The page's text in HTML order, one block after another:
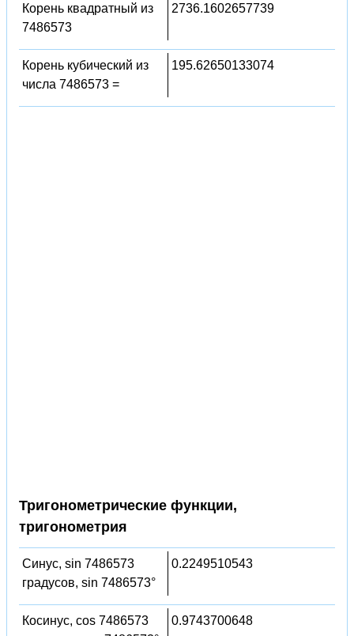
Корень квадратный из
7486573
2736.1602657739
Корень кубический из
числа 7486573 =
195.62650133074
Тригонометрические функции,
тригонометрия
Синус, sin 7486573
градусов, sin 7486573°
0.2249510543
Косинус, cos 7486573
0.9743700648